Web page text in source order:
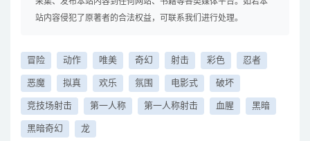
站内容侵犯了原著者的合法权益，可联系我们进行处理。
冒险 动作 唯美 奇幻 射击 彩色 忍者
恶魔 拟真 欢乐 氛围 电影式 破坏
竞技场射击 第一人称 第一人称射击 血腥 黑暗
黑暗奇幻 龙